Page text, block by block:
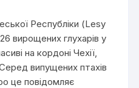
Республіки (Lesy
вирощених глухарів у
на кордоні Чехії,
випущених птахів
це повідомляє